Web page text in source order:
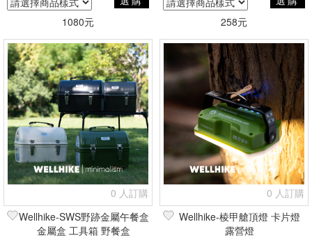
1080元
258元
0 人訂購
Wellhike-SWS野跡金屬午餐盒
金屬盒 工具箱 野餐盒
0 人訂購
Wellhike-棱甲艙頂燈 卡片燈
露營燈